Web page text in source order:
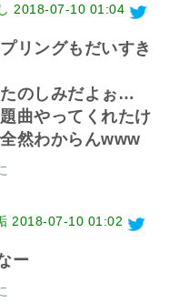
2018-07-10 01:04
リングもだいすき
のしみだよぉ…
曲やってくれたけ
然わからんwww
2018-07-10 01:02
ー